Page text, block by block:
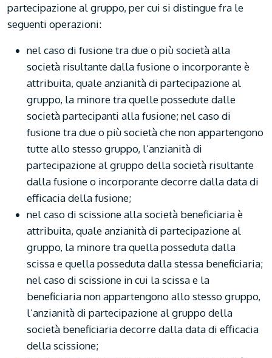
partecipazione al gruppo, per cui si distingue fra le
seguenti operazioni:
nel caso di fusione tra due o più società alla
società risultante dalla fusione o incorporante è
attribuita, quale anzianità di partecipazione al
gruppo, la minore tra quelle possedute dalle
società partecipanti alla fusione; nel caso di
fusione tra due o più società che non appartengono
tutte allo stesso gruppo, l’anzianità di
partecipazione al gruppo della società risultante
dalla fusione o incorporante decorre dalla data di
efficacia della fusione;
nel caso di scissione alla società beneficiaria è
attribuita, quale anzianità di partecipazione al
gruppo, la minore tra quella posseduta dalla
scissa e quella posseduta dalla stessa beneficiaria;
nel caso di scissione in cui la scissa e la
beneficiaria non appartengono allo stesso gruppo,
l’anzianità di partecipazione al gruppo della
società beneficiaria decorre dalla data di efficacia
della scissione;